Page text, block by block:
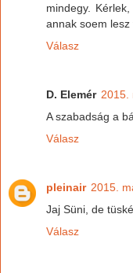
mindegy.
annak soem
Válasz
D. Elemér 2015.
A szabadság a
Válasz
pleinair 2015.
Jaj Süni, de
Válasz